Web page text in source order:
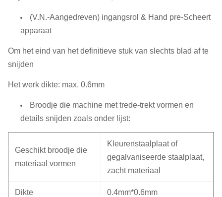
(V.N.-Aangedreven) ingangsrol & Hand pre-Scheert
apparaat
Om het eind van het definitieve stuk van slechts blad af te
snijden
Het werk dikte: max. 0.6mm
Broodje die machine met trede-trekt vormen en
details snijden zoals onder lijst:
Geschikt broodje die
materiaal vormen
Kleurenstaalplaat of
gegalvaniseerde staalplaat,
zacht materiaal
Dikte 0.4mm*0.6mm